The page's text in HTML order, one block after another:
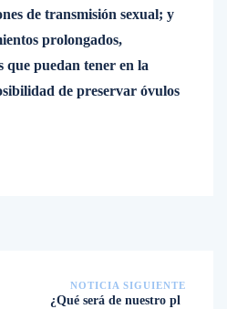
de transmisión sexual; y
prolongados,
que puedan tener en la
de preservar óvulos
NOTICIA SIGUIENTE
¿Qué será de nuestro pl